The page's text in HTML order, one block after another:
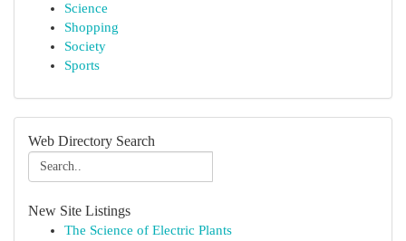
Science
Shopping
Society
Sports
Web Directory Search
New Site Listings
The Science of Electric Plants